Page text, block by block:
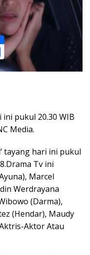
pukul 20.30 WIB
Media.
tayang hari ini pukul
Tv ini
Marcel
Werdrayana
(Darma),
(Hendar), Maudy
Aktor Atau